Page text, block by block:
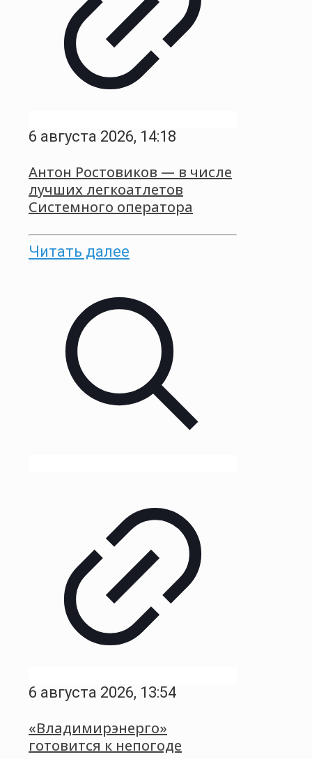
6 августа 2026, 14:18
Антон Ростовиков — в числе
лучших легкоатлетов
Системного оператора
Читать далее
6 августа 2026, 13:54
«Владимирэнерго»
готовится к непогоде